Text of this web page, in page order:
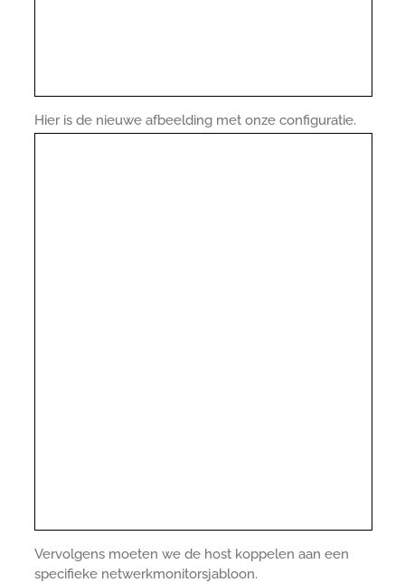
Hier is de nieuwe afbeelding met onze configuratie.
Vervolgens moeten we de host koppelen aan een
specifieke netwerkmonitorsjabloon.